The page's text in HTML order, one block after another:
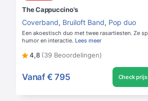
The Cappuccino's
Coverband, Bruiloft Band, Pop duo
Een akoestisch duo met twee rasartiesten. Ze
humor en interactie. Lees meer
4,8 (39 Beoordelingen)
Vanaf € 795 Check